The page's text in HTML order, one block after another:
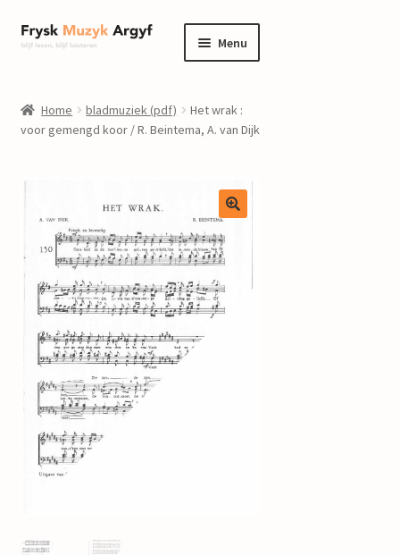
Ga
door
navigatie
Ga
naar
inhoud
Menu
informatie
Submenu
winkel
uitvouwen
Componisten
nieuws
events
contact
mijn account
Home bladmuziek (pdf)
Het wrak :
voor gemengd koor / R. Beintema, A. van Dijk